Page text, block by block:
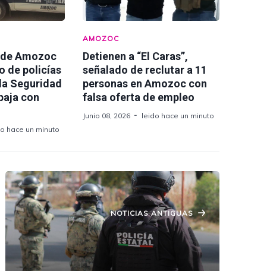
Amozoc
de policías
Seguridad
con
hace un minuto
AMOZOC
Detienen a “El Caras”,
señalado de reclutar a 11
personas en Amozoc con
falsa oferta de empleo
Junio 08, 2026 leido hace un minuto
NOTICIAS ANTIGUAS
Refuerzan Operativos de Seguridad
en Autopistas México-Puebla y
Puebla-Orizaba